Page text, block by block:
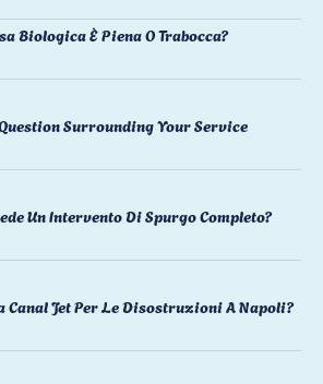
Biologica È Piena O Trabocca?
Surrounding Your Service
Un Intervento Di Spurgo Completo?
Jet Per Le Disostruzioni A Napoli?